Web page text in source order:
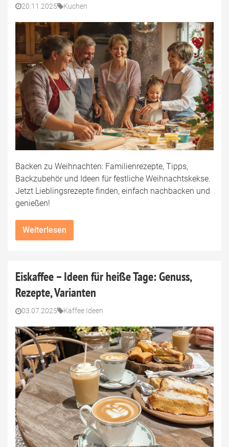
20.11.2025 Kuchen
Backen zu Weihnachten: Familienrezepte, Tipps,
Backzubehör und Ideen für festliche Weihnachtskekse.
Jetzt Lieblingsrezepte finden, einfach nachbacken und
genießen!
Weiterlesen
Eiskaffee – Ideen für heiße Tage: Genuss,
Rezepte, Varianten
03.07.2025 Kaffee Ideen